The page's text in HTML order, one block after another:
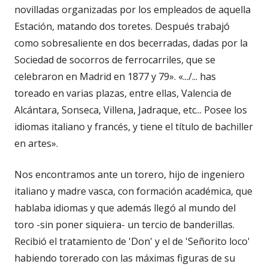
novilladas organizadas por los empleados de aquella
Estación, matando dos toretes. Después trabajó
como sobresaliente en dos becerradas, dadas por la
Sociedad de socorros de ferrocarriles, que se
celebraron en Madrid en 1877 y 79». «.../... has
toreado en varias plazas, entre ellas, Valencia de
Alcántara, Sonseca, Villena, Jadraque, etc... Posee los
idiomas italiano y francés, y tiene el título de bachiller
en artes».
Nos encontramos ante un torero, hijo de ingeniero
italiano y madre vasca, con formación académica, que
hablaba idiomas y que además llegó al mundo del
toro -sin poner siquiera- un tercio de banderillas.
Recibió el tratamiento de 'Don' y el de 'Señorito loco'
habiendo torerado con las máximas figuras de su